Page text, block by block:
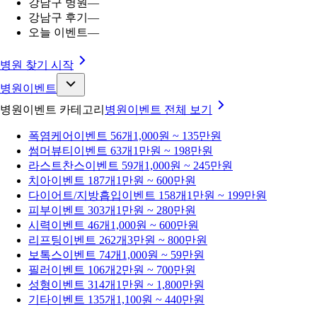
강남구 병원—
강남구 후기 —
오늘 이벤트—
병원 찾기 시작
병원이벤트
병원이벤트 카테고리 병원이벤트 전체 보기
폭염케어 이벤트 56개 1,000원 ~ 135만원
썸머뷰티 이벤트 63개 1만원 ~ 198만원
라스트찬스이벤트 59개 1,000원 ~ 245만원
치아이벤트 187개 1만원 ~ 600만원
다이어트/지방흡입이벤트 158개 1만원 ~ 199만원
피부이벤트 303개 1만원 ~ 280만원
시력이벤트 46개 1,000원 ~ 600만원
리프팅이벤트 262개3만원 ~ 800만원
보톡스이벤트 74개 1,000원 ~ 59만원
필러 이벤트 106개 2만원 ~ 700만원
성형이벤트 314개 1만원 ~ 1,800만원
기타이벤트 135개 1,100원 ~ 440만원